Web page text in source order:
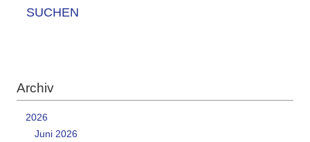
SUCHEN
Archiv
2026
Juni 2026